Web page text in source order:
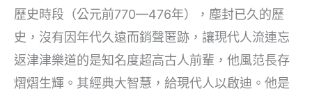
歷史時段（公元前770—476年），塵封已久的歷
史，沒有因年代久遠而銷聲匿跡，讓現代人流連忘
返津津樂道的是知名度超高古人前輩，他風范長存
熠熠生輝。其經典大智慧，給現代人以啟迪。他是